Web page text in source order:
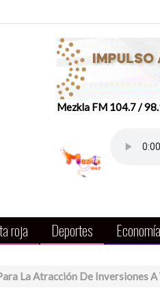
Mezkla FM 104.7 /
roja Deportes Economía
La Atracción De Inversiones A